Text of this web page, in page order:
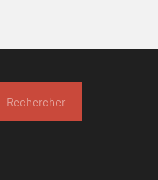
Rechercher